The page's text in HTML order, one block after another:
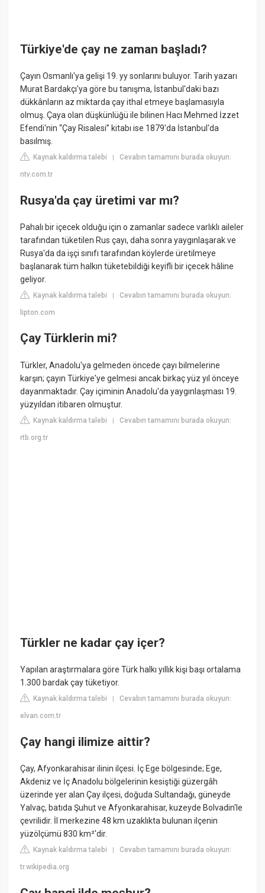
Türkiye'de çay ne zaman başladı?
Çayın Osmanlı'ya gelişi 19. yy sonlarını buluyor. Tarih yazarı
Murat Bardakçı'ya göre bu tanışma, İstanbul'daki bazı
dükkânların az miktarda çay ithal etmeye başlamasıyla
olmuş. Çaya olan düşkünlüğü ile bilinen Hacı Mehmed İzzet
Efendi'nin “Çay Risalesi” kitabı ise 1879'da İstanbul'da
basılmış.
Kaynak kaldırma talebi |Cevabın tamamını burada okuyun:
ntv.com.tr
Rusya'da çay üretimi var mı?
Pahalı bir içecek olduğu için o zamanlar sadece varlıklı aileler
tarafından tüketilen Rus çayı, daha sonra yaygınlaşarak ve
Rusya'da da işçi sınıfı tarafından köylerde üretilmeye
başlanarak tüm halkın tüketebildiği keyifli bir içecek hâline
geliyor.
Kaynak kaldırma talebi |Cevabın tamamını burada okuyun:
lipton.com
Çay Türklerin mi?
Türkler, Anadolu'ya gelmeden öncede çayı bilmelerine
karşın; çayın Türkiye'ye gelmesi ancak birkaç yüz yıl önceye
dayanmaktadır. Çay içiminin Anadolu'da yaygınlaşması 19.
yüzyıldan itibaren olmuştur.
Kaynak kaldırma talebi |Cevabın tamamını burada okuyun:
rtb.org.tr
Türkler ne kadar çay içer?
Yapılan araştırmalara göre Türk halkı yıllık kişi başı ortalama
1.300 bardak çay tüketiyor.
Kaynak kaldırma talebi |Cevabın tamamını burada okuyun:
elvan.com.tr
Çay hangi ilimize aittir?
Çay, Afyonkarahisar ilinin ilçesi. İç Ege bölgesinde; Ege,
Akdeniz ve İç Anadolu bölgelerinin kesiştiği güzergâh
üzerinde yer alan Çay ilçesi, doğuda Sultandağı, güneyde
Yalvaç, batıda Şuhut ve Afyonkarahisar, kuzeyde Bolvadin'le
çevrilidir. İl merkezine 48 km uzaklıkta bulunan ilçenin
yüzölçümü 830 km²'dir.
Kaynak kaldırma talebi |Cevabın tamamını burada okuyun:
tr.wikipedia.org